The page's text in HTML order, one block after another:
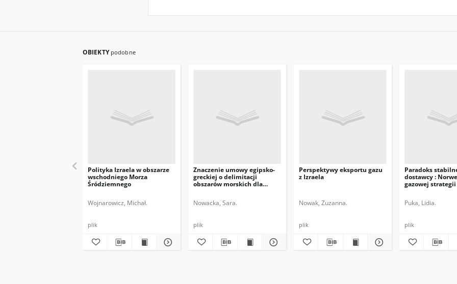
OBIEKTY podobne
Polityka Izraela w obszarze
wschodniego Morza
Śródziemnego
Wojnarowicz, Michał.
plik
Znaczenie umowy egipsko-
greckiej o delimitacji
obszarów morskich dla
Nowacka, Sara.
plik
Perspektywy eksportu gazu
z Izraela
Nowak, Zuzanna.
plik
Paradoks
dostawcy :
gazowej
Puka, Lidia.
plik